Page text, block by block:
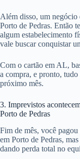
Além disso, um negócio
Porto de Pedras. Então
algum estabelecimento
vale buscar conquistar
Com o cartão em AL,
a compra, e pronto,
próximo mês.
3. Imprevistos
Porto de Pedras
Fim de mês, você
em Porto de Pedras,
dando perda total no